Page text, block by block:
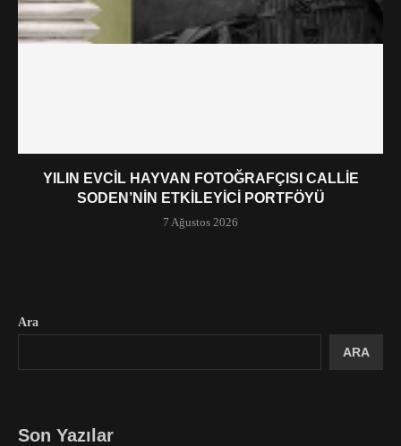
YILIN EVCIL HAYVAN FOTOĞRAFÇISI CALLIE
SODEN’NIN ETKILEYICI PORTFÖYÜ
7 Ağustos 2026
Ara
ARA
Son Yazılar